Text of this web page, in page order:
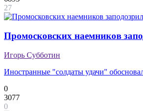
27
Промосковских наемников
Игорь Субботин
Иностранные "солдаты удачи"
0
3077
0